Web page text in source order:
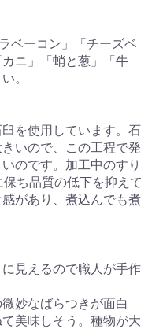
ベーコン」「チーズベ
ニ」「蛸と葱」「牛
。
を使用しています。石
いので、この工程で発
のです。加工中のすり
ち品質の低下を抑えて
があり、煮込んでも煮
見えるので職人が手作
妙なばらつきが面白
美味しそう。種物が大